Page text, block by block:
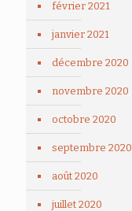
février 2021
janvier 2021
décembre 2020
novembre 2020
octobre 2020
septembre 2020
août 2020
juillet 2020